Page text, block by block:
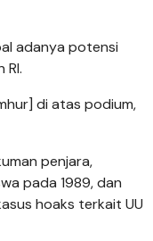
adanya potensi
RI.
di atas podium,
penjara,
pada 1989, dan
hoaks terkait UU